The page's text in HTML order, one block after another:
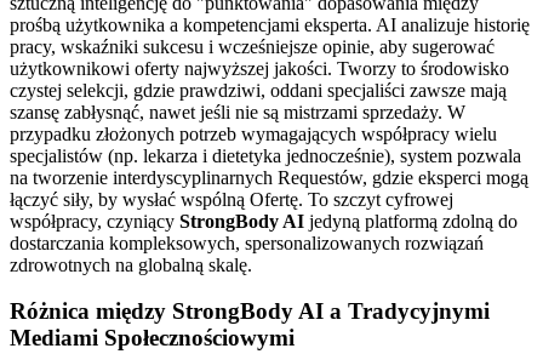
prośbą użytkownika a kompetencjami eksperta. AI analizuje historię
pracy, wskaźniki sukcesu i wcześniejsze opinie, aby sugerować
użytkownikowi oferty najwyższej jakości. Tworzy to środowisko
czystej selekcji, gdzie prawdziwi, oddani specjaliści zawsze mają
szansę zabłysnąć, nawet jeśli nie są mistrzami sprzedaży. W
przypadku złożonych potrzeb wymagających współpracy wielu
specjalistów (np. lekarza i dietetyka jednocześnie), system pozwala
na tworzenie interdyscyplinarnych Requestów, gdzie eksperci mogą
łączyć siły, by wysłać wspólną Ofertę. To szczyt cyfrowej
współpracy, czyniący StrongBody AI jedyną platformą zdolną do
dostarczania kompleksowych, spersonalizowanych rozwiązań
zdrowotnych na globalną skalę.
Różnica między StrongBody AI a Tradycyjnymi
Mediami Społecznościowymi